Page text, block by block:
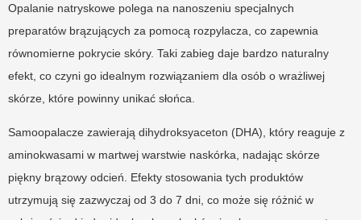
Opalanie natryskowe polega na nanoszeniu specjalnych
preparatów brązujących za pomocą rozpylacza, co zapewnia
równomierne pokrycie skóry. Taki zabieg daje bardzo naturalny
efekt, co czyni go idealnym rozwiązaniem dla osób o wrażliwej
skórze, które powinny unikać słońca.
Samoopalacze zawierają dihydroksyaceton (DHA), który reaguje z
aminokwasami w martwej warstwie naskórka, nadając skórze
piękny brązowy odcień. Efekty stosowania tych produktów
utrzymują się zazwyczaj od 3 do 7 dni, co może się różnić w